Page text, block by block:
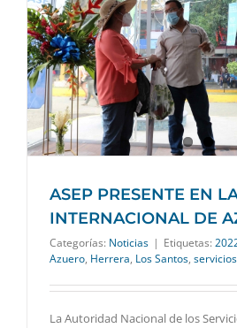
ASEP PRESENTE EN
INTERNACIONAL DE
Categorías: Noticias | Etiquetas:
Azuero, Herrera, Los Santos,
La Autoridad Nacional de los